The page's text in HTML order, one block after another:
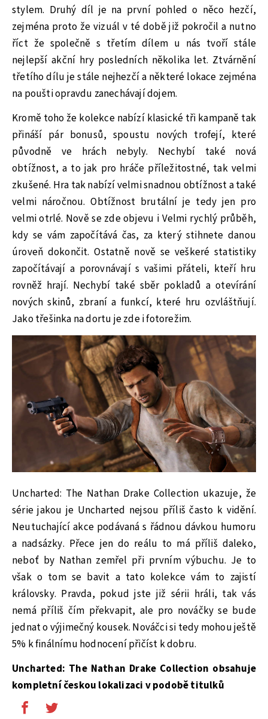
stylem. Druhý díl je na první pohled o něco hezčí,
zejména proto že vizuál v té době již pokročil a nutno
říct že společně s třetím dílem u nás tvoří stále
nejlepší akční hry posledních několika let. Ztvárnění
třetího dílu je stále nejhezčí a některé lokace zejména
na poušti opravdu zanechávají dojem.
Kromě toho že kolekce nabízí klasické tři kampaně tak
přináší pár bonusů, spoustu nových trofejí, které
původně ve hrách nebyly. Nechybí také nová
obtížnost, a to jak pro hráče příležitostné, tak velmi
zkušené. Hra tak nabízí velmi snadnou obtížnost a také
velmi náročnou. Obtížnost brutální je tedy jen pro
velmi otrlé. Nově se zde objevu i Velmi rychlý průběh,
kdy se vám započítává čas, za který stihnete danou
úroveň dokončit. Ostatně nově se veškeré statistiky
započítávají a porovnávají s vašimi přáteli, kteří hru
rovněž hrají. Nechybí také sběr pokladů a otevírání
nových skinů, zbraní a funkcí, které hru ozvláštňují.
Jako třešinka na dortu je zde i fotorežim.
Uncharted: The Nathan Drake Collection ukazuje, že
série jakou je Uncharted nejsou příliš často k vidění.
Neutuchající akce podávaná s řádnou dávkou humoru
a nadsázky. Přece jen do reálu to má příliš daleko,
neboť by Nathan zemřel při prvním výbuchu. Je to
však o tom se bavit a tato kolekce vám to zajistí
královsky. Pravda, pokud jste již sérii hráli, tak vás
nemá příliš čím překvapit, ale pro nováčky se bude
jednat o výjimečný kousek. Nováčci si tedy mohou ještě
5% k finálnímu hodnocení přičíst k dobru.
Uncharted: The Nathan Drake Collection obsahuje
kompletní českou lokalizaci v podobě titulků